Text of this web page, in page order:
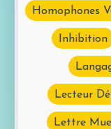
Homophones
Inhibition
Lecteur
Lettre